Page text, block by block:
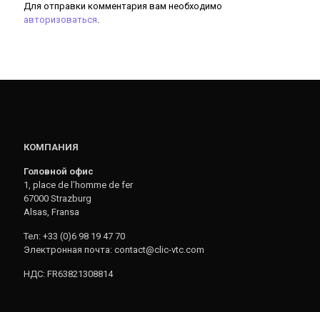
Для отправки комментария вам необходимо
авторизоваться.
КОМПАНИЯ
Головной офис
1, place de l’homme de fer
67000 Strazburg
Alsas, Fransa
Тел: +33 (0)6 98 19 47 70
Электронная почта: contact@clic-vtc.com
НДС: FR63821308814